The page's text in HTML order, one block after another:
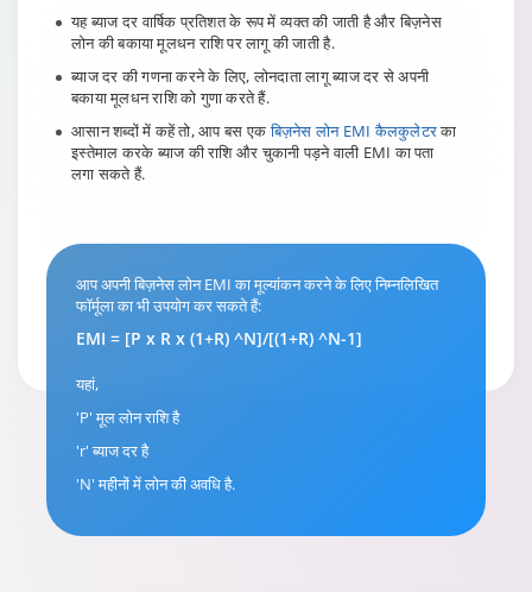
यह ब्याज दर वार्षिक प्रतिशत के रूप में व्यक्त की जाती है और बिज़नेस
लोन की बकाया मूलधन राशि पर लागू की जाती है.
ब्याज दर की गणना करने के लिए, लोनदाता लागू ब्याज दर से अपनी
बकाया मूलधन राशि को गुणा करते हैं.
आसान शब्दों में कहें तो, आप बस एकबिज़नेस लोन EMI कैलकुलेटरका
इस्तेमाल करके ब्याज की राशि और चुकानी पड़ने वाली EMI का पता
लगा सकते हैं.
आप अपनी बिज़नेस लोन EMI का मूल्यांकन करने के लिए निम्नलिखित
फॉर्मूला का भी उपयोग कर सकते हैं:
EMI = [P x R x (1+R) ^N]/[(1+R) ^N-1]
यहां,
'P' मूल लोन राशि है
'r' ब्याज दर है
'N' महीनों में लोन की अवधि है.